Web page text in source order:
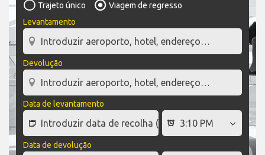
Trajeto único
Viagem de regresso
Levantamento
Devolução
Data de levantamento
Data de devolução